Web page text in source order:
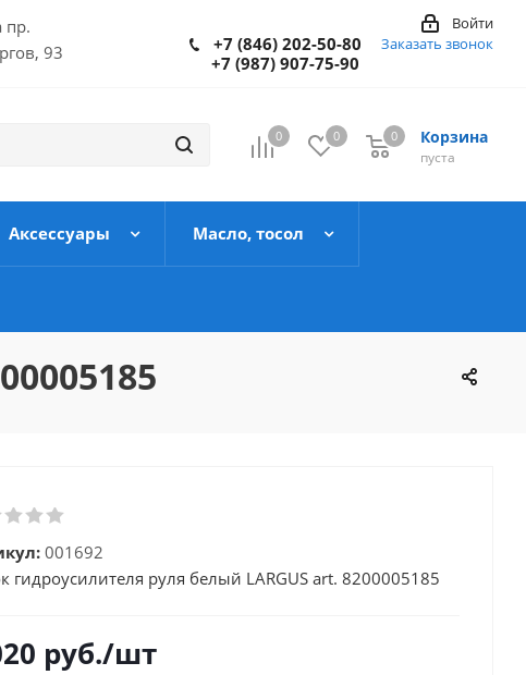
пр.
93
Войти
+7 (846) 202-50-80
+7 (987) 907-75-90
Заказать звонок
0 0 Корзина
пуста
0
Аксессуары Масло, тосол
001692
гидроусилителя руля белый LARGUS art. 8200005185
руб./шт